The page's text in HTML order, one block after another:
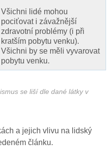
Všichni lidé mohou
pociťovat i závažnější
zdravotní problémy (i při
kratším pobytu venku).
Všichni by se měli vyvarovat
pobytu venku.
se liší dle dané látky v
a jejich vlivu na lidský
článku.